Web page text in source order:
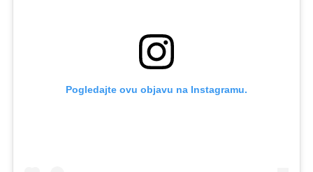
Pogledajte ovu objavu na Instagramu.